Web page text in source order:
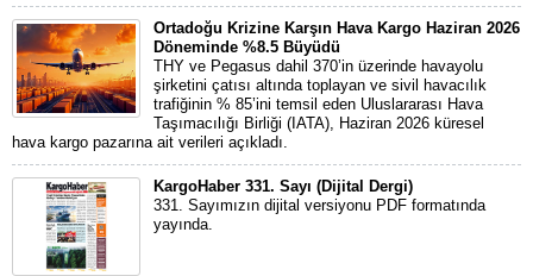
Ortadoğu Krizine Karşın Hava Kargo Haziran 2026
Döneminde %8.5 Büyüdü
THY ve Pegasus dahil 370’in üzerinde havayolu
şirketini çatısı altında toplayan ve sivil havacılık
trafiğinin % 85’ini temsil eden Uluslararası Hava
Taşımacılığı Birliği (IATA), Haziran 2026 küresel
hava kargo pazarına ait verileri açıkladı.
KargoHaber 331. Sayı (Dijital Dergi)
331. Sayımızın dijital versiyonu PDF formatında
yayında.